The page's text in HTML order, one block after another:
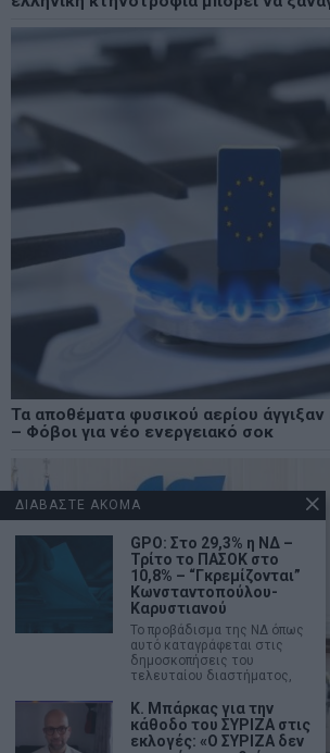
Τα αποθέματα φυσικού αερίου άγγιξαν
– Φόβοι για νέο ενεργειακό σοκ
ΔΙΑΒΑΣΤΕ ΑΚΟΜΑ
GPO: Στο 29,3% η ΝΔ –
Τρίτο το ΠΑΣΟΚ στο
10,8% – “Γκρεμίζονται”
Κωνσταντοπούλου-
Καρυστιανού
Το προβάδισμα της ΝΔ όπως
αυτό καταγράφεται στις
δημοσκοπήσεις του
τελευταίου διαστήματος,
Κ. Μπάρκας για την
κάθοδο του ΣΥΡΙΖΑ στις
εκλογές: «Ο ΣΥΡΙΖΑ δεν